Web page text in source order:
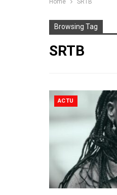
Home SRTB
Browsing Tag
SRTB
ACTU